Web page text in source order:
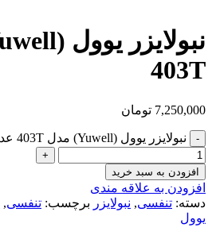
403T
7,250,000 تومان
نبولایزر یوول (Yuwell) مدل 403T عدد
افزودن به سبد خرید
افزودن به علاقه مندی
دسته: تنفسی, نبولایزر برچسب: تنفسی,
یوول